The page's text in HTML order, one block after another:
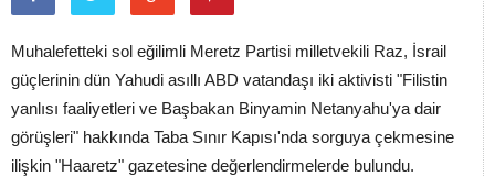
Muhalefetteki sol eğilimli Meretz Partisi milletvekili Raz, İsrail
güçlerinin dün Yahudi asıllı ABD vatandaşı iki aktivisti "Filistin
yanlısı faaliyetleri ve Başbakan Binyamin Netanyahu'ya dair
görüşleri" hakkında Taba Sınır Kapısı'nda sorguya çekmesine
ilişkin "Haaretz" gazetesine değerlendirmelerde bulundu.